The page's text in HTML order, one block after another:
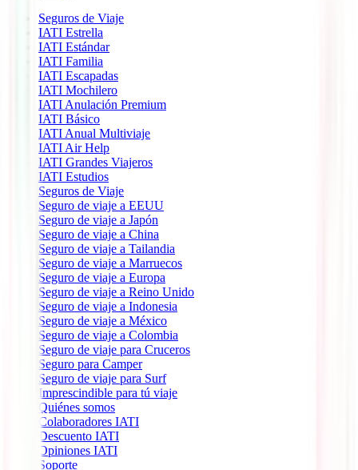
Seguros de Viaje
IATI Estrella
IATI Estándar
IATI Familia
IATI Escapadas
IATI Mochilero
IATI Anulación Premium
IATI Básico
IATI Anual Multiviaje
IATI Air Help
IATI Grandes Viajeros
IATI Estudios
Seguros de Viaje
Seguro de viaje a EEUU
Seguro de viaje a Japón
Seguro de viaje a China
Seguro de viaje a Tailandia
Seguro de viaje a Marruecos
Seguro de viaje a Europa
Seguro de viaje a Reino Unido
Seguro de viaje a Indonesia
Seguro de viaje a México
Seguro de viaje a Colombia
Seguro de viaje para Cruceros
Seguro para Camper
Seguro de viaje para Surf
Imprescindible para tú viaje
Quiénes somos
Colaboradores IATI
Descuento IATI
Opiniones IATI
Soporte